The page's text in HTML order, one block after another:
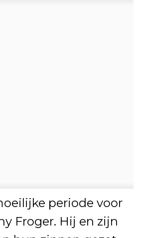
periode voor
Froger. Hij en zijn